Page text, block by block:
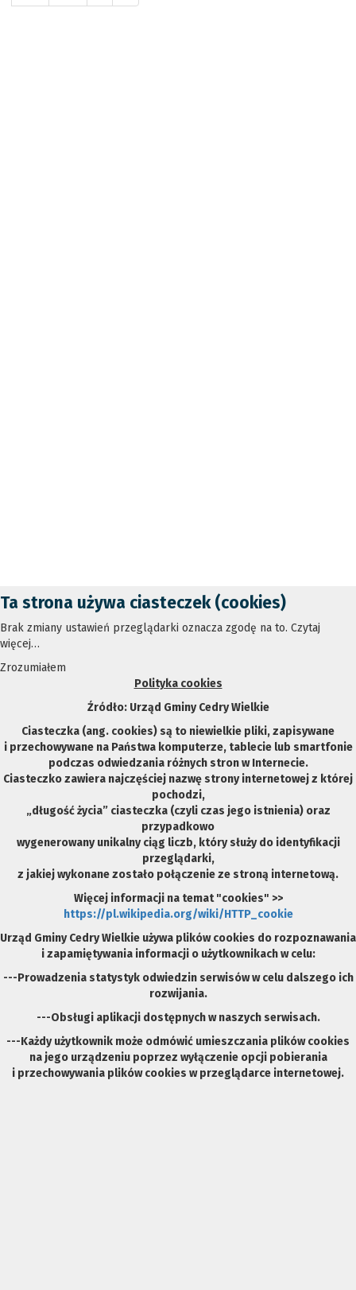
Ta strona używa ciasteczek (cookies)
Brak zmiany ustawień przeglądarki oznacza zgodę na to. Czytaj
więcej…
Zrozumiałem
Polityka cookies
Źródło: Urząd Gminy Cedry Wielkie
Ciasteczka (ang. cookies) są to niewielkie pliki, zapisywane
i przechowywane na Państwa komputerze, tablecie lub smartfonie
podczas odwiedzania różnych stron w Internecie.
Ciasteczko zawiera najczęściej nazwę strony internetowej z której
pochodzi,
„długość życia” ciasteczka (czyli czas jego istnienia) oraz
przypadkowo
wygenerowany unikalny ciąg liczb, który służy do identyfikacji
przeglądarki,
z jakiej wykonane zostało połączenie ze stroną internetową.
Więcej informacji na temat "cookies" >>
https://pl.wikipedia.org/wiki/HTTP_cookie
Urząd Gminy Cedry Wielkie używa plików cookies do rozpoznawania
i zapamiętywania informacji o użytkownikach w celu:
---Prowadzenia statystyk odwiedzin serwisów w celu dalszego ich
rozwijania.
---Obsługi aplikacji dostępnych w naszych serwisach.
---Każdy użytkownik może odmówić umieszczania plików cookies
na jego urządzeniu poprzez wyłączenie opcji pobierania
i przechowywania plików cookies w przeglądarce internetowej.